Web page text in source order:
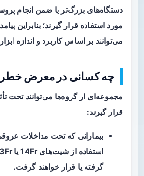
دستگاه‌های بزرگ‌تر یا ضمن انجام
مورد استفاده قرار گیرند؛ بنابراین
می‌توانند بر اساس کاربرد و اندازه
چه کسانی در معرض
مجموعه‌ای از گروه‌ها می‌توانند تحت
قرار گیرند:
بیمارانی که تحت مداخلات
گرفته یا قرار خواهند گرفت.